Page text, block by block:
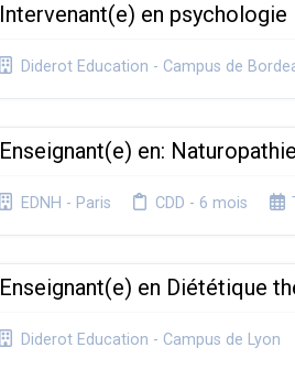
Intervenant(e) en psychologie
Diderot Education - Campus de
Enseignant(e) en:
EDNH - Paris CDD - 6 mois
Enseignant(e) en Diététique
Diderot Education - Campus de Lyon